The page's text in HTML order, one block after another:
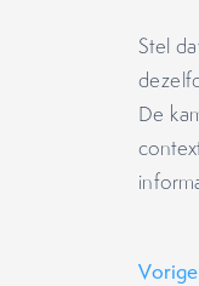
Stel
De